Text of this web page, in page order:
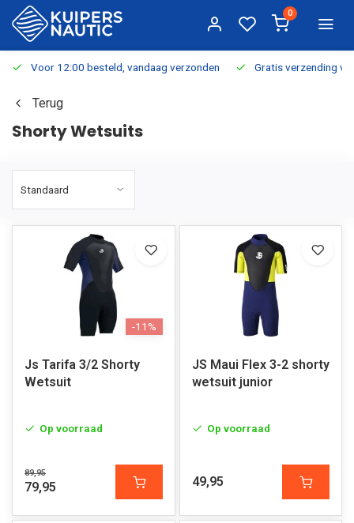
0
Voor 12:00 besteld, vandaag verzonden Gratis verzending
Terug
Shorty Wetsuits
-11%
Js Tarifa 3/2 Shorty
Wetsuit
Op voorraad
89,95
79,95
JS Maui Flex 3-2 shorty
wetsuit junior
Op voorraad
49,95